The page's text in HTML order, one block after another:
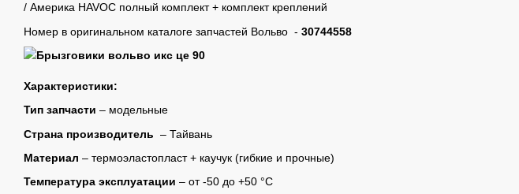
/ Америка HAVOC полный комплект + комплект креплений
Номер в оригинальном каталоге запчастей Вольво - 30744558
Характеристики:
Тип запчасти – модельные
Страна производитель – Тайвань
Материал – термоэластопласт + каучук (гибкие и прочные)
Температура эксплуатации – от -50 до +50 °C